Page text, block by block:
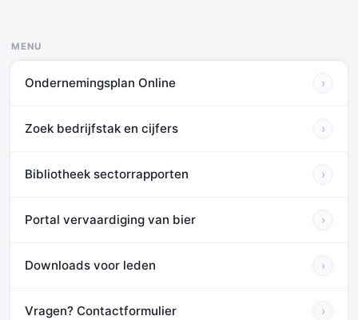
MENU
Ondernemingsplan Online ›
Zoek bedrijfstak en cijfers ›
Bibliotheek sectorrapporten ›
Portal vervaardiging van bier ›
Downloads voor leden ›
Vragen? Contactformulier ›